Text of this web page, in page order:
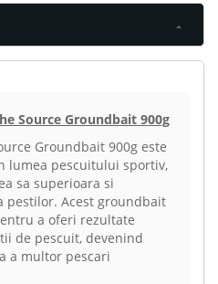
Source Groundbait 900g
Groundbait 900g este
lumea pescuitului sportiv,
sa superioara si
pestilor. Acest groundbait
a oferi rezultate
de pescuit, devenind
a multor pescari